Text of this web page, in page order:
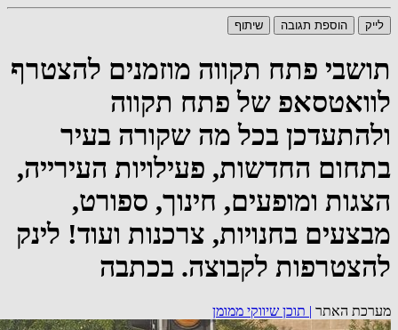
לייק הוספת תגובה שיתוף
תושבי פתח תקווה מוזמנים להצטרף
לוואטסאפ של פתח תקווה
ולהתעדכן בכל מה שקורה בעיר
בתחום החדשות, פעילויות העירייה,
הצגות ומופעים, חינוך, ספורט,
מבצעים בחנויות, צרכנות ועוד! לינק
להצטרפות לקבוצה. בכתבה
מערכת האתר | תוכן שיווקי ממומן